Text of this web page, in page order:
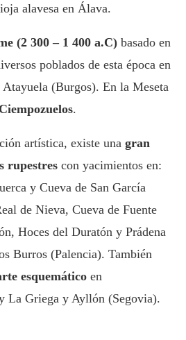
alavesa en Álava.
(2 300 – 1 400 a.C) basado en
poblados de esta época en
(Burgos). En la Meseta
.
artística, existe una gran
rupestres con yacimientos en:
y Cueva de San García
de Nieva, Cueva de Fuente
Hoces del Duratón y Prádena
Burros (Palencia). También
esquemático en
La Griega y Ayllón (Segovia).